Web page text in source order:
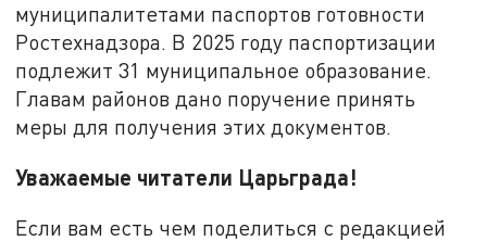
муниципалитетами паспортов готовности
Ростехнадзора. В 2025 году паспортизации
подлежит 31 муниципальное образование.
Главам районов дано поручение принять
меры для получения этих документов.
Уважаемые читатели Царьграда!
Если вам есть чем поделиться с редакцией